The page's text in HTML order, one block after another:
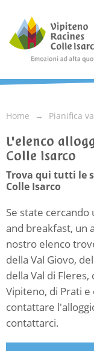
Home Pianifica
L'elenco
Colle Isarco
Trova qui tutti le
Colle Isarco
Se state
and breakfast, un
nostro elenco
della Val Giovo,
della Val di
Vipiteno, di Prati e
contattare
contattarci.